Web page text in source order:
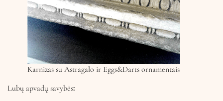
Karnizas su Astragalo ir Eggs&Darts ornamentais
Lubų apvadų savybės: